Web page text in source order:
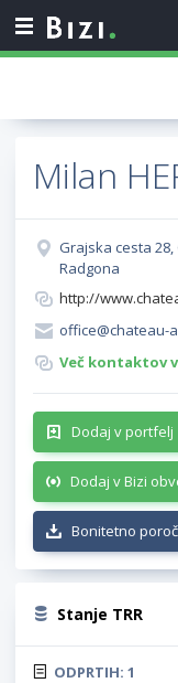
Milan
Grajska cesta
Radgona
http://
office@chateau-
Več kontaktov
Dodaj v portfelj
Dodaj v Bizi
Bonitetno
Stanje TRR
ODPRTIH: 1